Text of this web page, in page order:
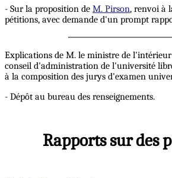
- Sur la proposition de M. Pirson, renvoi à
pétitions, avec demande d'un prompt
Explications de M. le ministre de
conseil d'administration de l'université
à la composition des jurys d'examen
- Dépôt au bureau des renseignements.
Rapports sur des